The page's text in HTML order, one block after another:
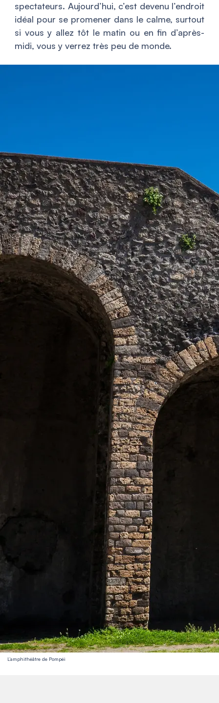
spectateurs. Aujourd’hui, c’est devenu l’endroit
idéal pour se promener dans le calme, surtout
si vous y allez tôt le matin ou en fin d’après-
midi, vous y verrez très peu de monde.
L’amphithéâtre de Pompéi